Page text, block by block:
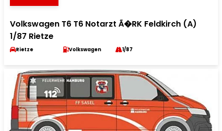
Volkswagen T6 T6 Notarzt Ã�RK Feldkirch (A)
1/87 Rietze
Rietze Volkswagen 1/87